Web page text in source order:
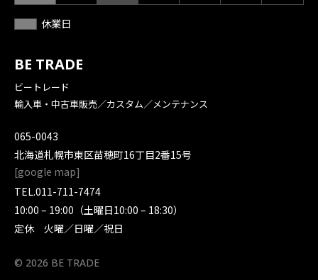
BE TRADE
ビートレード
輸入車・中古車販売／カスタム／メンテナンス
065-0043
北海道札幌市東区苗穂町16丁目2番15号
[google map]
TEL.011-711-7474
10:00 – 19:00（土曜日10:00 – 18:30）
定休 火曜／日曜／祝日
休業日
© 2026 BE TRADE